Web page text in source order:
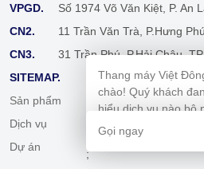
VPGD.
Số 1974 Võ Văn Kiệt, P. An
CN2.
11 Trần Văn Trà, P.Hưng
CN3.
31 Trần Phú, P.Hải Châu,
SITEMAP.
Sản phẩm
Dịch vụ
Dự án
Thang máy Việt
chào! Quý khách
hiểu dịch vụ nào bộ
bên em sẽ hỗ trợ
;
Gọi ngay